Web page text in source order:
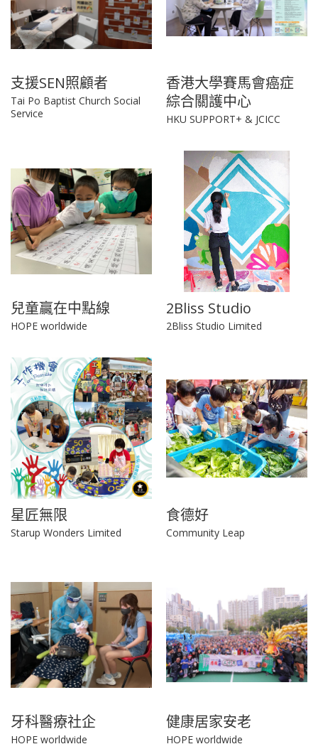
支援SEN照顧者
Tai Po Baptist Church Social
Service
香港大學賽馬會癌症
綜合關護中心
HKU SUPPORT+ & JCICC
兒童贏在中點線
HOPE worldwide
2Bliss Studio
2Bliss Studio Limited
星匠無限
Starup Wonders Limited
食德好
Community Leap
牙科醫療社企
HOPE worldwide
健康居家安老
HOPE worldwide